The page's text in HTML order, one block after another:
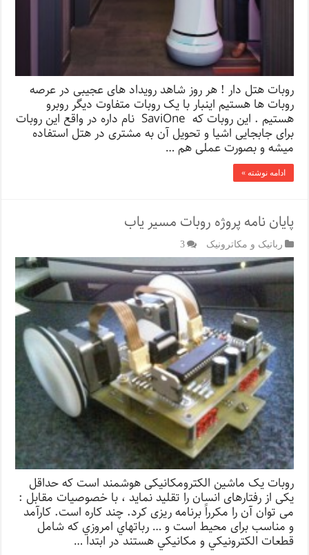
روبات هتل دار ! هر روز شاهد رویداد های عجیبی در عرصه
روبات ها هستیم اینبار با یک روبات متفاوت دیگر روبرو
هستیم . این روبات که SaviOne نام داره در واقع این روبات
برای جابجایی اشیا و تحویل آن به مشتری در هتل استفاده
میشه و بصورت عملی هم …
ادامه نوشته »
پایان نامه پروژه روبات مسیر یاب
رباتیک و مکاترونیک 3
روبات یک ماشین الکترومکانیکی هوشمند است که حداقل
یکی از رفتارهای انسان را تقلید نماید ، با خصوصیات مقابل :
می توان آن را مکرراً برنامه ریزی کرد. چند کاره است. کارآمد
و مناسب برای محیط است و … رباتهاي امروزي كه شامل
قطعات الكترونيكي و مكانيكي هستند در ابتدا …